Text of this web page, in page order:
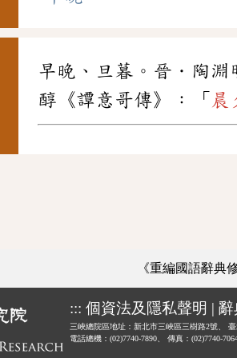
早晚、旦暮。晉．陶
醇《譚意哥傳》：「 晨
《重編國語辭典
::: 個資法及隱私聲明 | 辭
三峽總院區地址：新北市三峽區三樹路2號、
電話總機：(02)7740-7890、
傳真：(02)7740-7064